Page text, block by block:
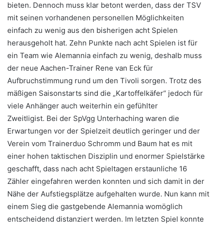
bieten. Dennoch muss klar betont werden, dass der TSV
mit seinen vorhandenen personellen Möglichkeiten
einfach zu wenig aus den bisherigen acht Spielen
herausgeholt hat. Zehn Punkte nach acht Spielen ist für
ein Team wie Alemannia einfach zu wenig, deshalb muss
der neue Aachen-Trainer Rene van Eck für
Aufbruchstimmung rund um den Tivoli sorgen. Trotz des
mäßigen Saisonstarts sind die „Kartoffelkäfer“ jedoch für
viele Anhänger auch weiterhin ein gefühlter
Zweitligist. Bei der SpVgg Unterhaching waren die
Erwartungen vor der Spielzeit deutlich geringer und der
Verein vom Trainerduo Schromm und Baum hat es mit
einer hohen taktischen Disziplin und enormer Spielstärke
geschafft, dass nach acht Spieltagen erstaunliche 16
Zähler eingefahren werden konnten und sich damit in der
Nähe der Aufstiegsplätze aufgehalten wurde. Nun kann mit
einem Sieg die gastgebende Alemannia womöglich
entscheidend distanziert werden. Im letzten Spiel konnte